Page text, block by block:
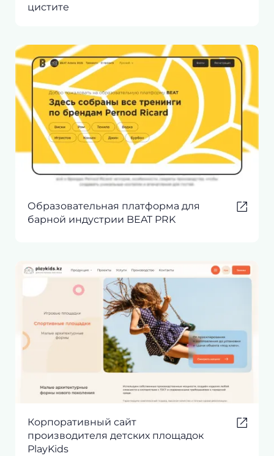
цистите
Образовательная платформа для
барной индустрии BEAT PRK
Корпоративный сайт
производителя детских площадок
PlayKids